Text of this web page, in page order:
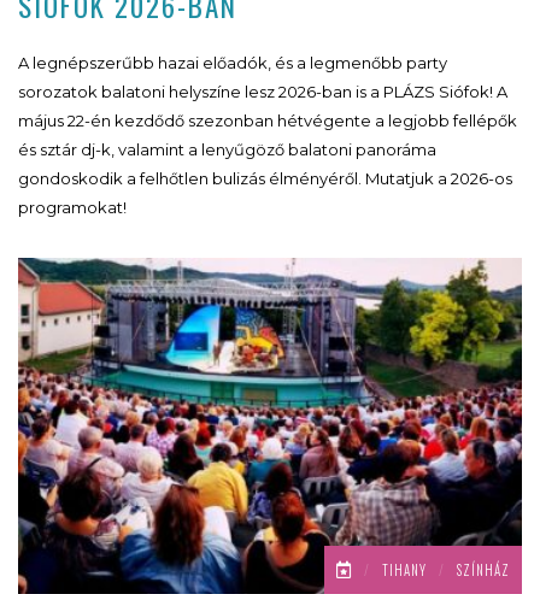
A legnépszerűbb hazai előadók, és a legmenőbb party
sorozatok balatoni helyszíne lesz 2026-ban is a PLÁZS Siófok! A
május 22-én kezdődő szezonban hétvégente a legjobb fellépők
és sztár dj-k, valamint a lenyűgöző balatoni panoráma
gondoskodik a felhőtlen bulizás élményéről. Mutatjuk a 2026-os
programokat!
/ TIHANY / SZÍNHÁZ